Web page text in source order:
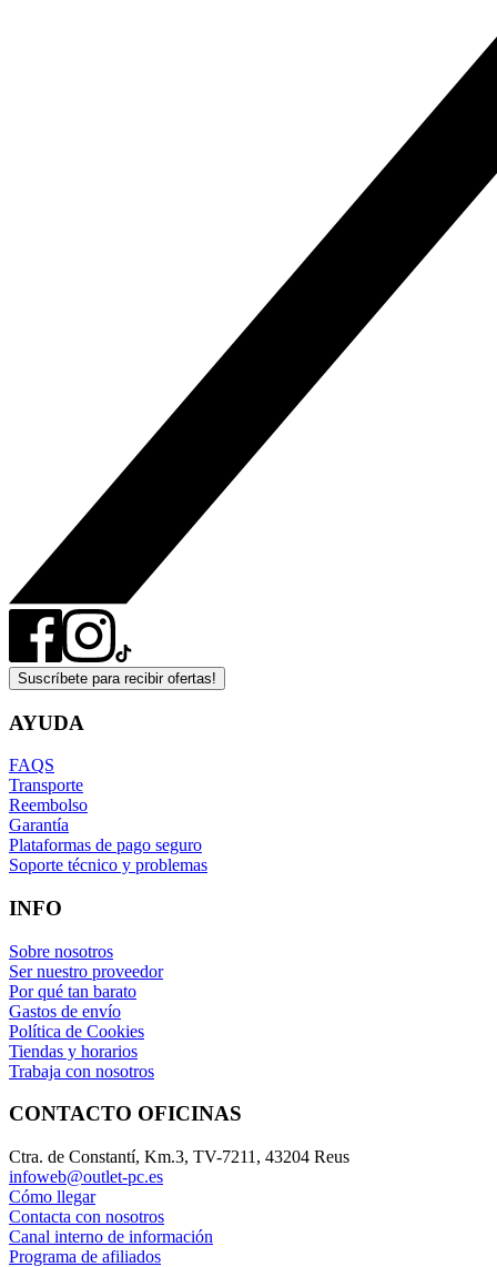
Suscríbete para recibir ofertas!
AYUDA
FAQS
Transporte
Reembolso
Garantía
Plataformas de pago seguro
Soporte técnico y problemas
INFO
Sobre nosotros
Ser nuestro proveedor
Por qué tan barato
Gastos de envío
Política de Cookies
Tiendas y horarios
Trabaja con nosotros
CONTACTO OFICINAS
Ctra. de Constantí, Km.3, TV-7211, 43204 Reus
infoweb@outlet-pc.es
Cómo llegar
Contacta con nosotros
Canal interno de información
Programa de afiliados